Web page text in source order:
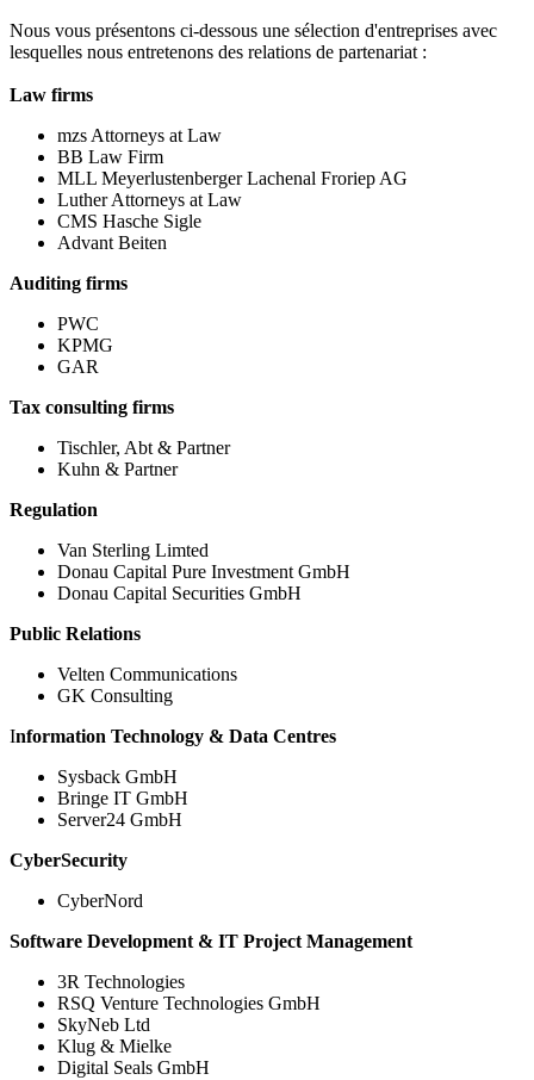
Nous vous présentons ci-dessous une sélection d'entreprises avec
lesquelles nous entretenons des relations de partenariat :
Law firms
mzs Attorneys at Law
BB Law Firm
MLL Meyerlustenberger Lachenal Froriep AG
Luther Attorneys at Law
CMS Hasche Sigle
Advant Beiten
Auditing firms
PWC
KPMG
GAR
Tax consulting firms
Tischler, Abt & Partner
Kuhn & Partner
Regulation
Van Sterling Limted
Donau Capital Pure Investment GmbH
Donau Capital Securities GmbH
Public Relations
Velten Communications
GK Consulting
Information Technology & Data Centres
Sysback GmbH
Bringe IT GmbH
Server24 GmbH
CyberSecurity
CyberNord
Software Development & IT Project Management
3R Technologies
RSQ Venture Technologies GmbH
SkyNeb Ltd
Klug & Mielke
Digital Seals GmbH